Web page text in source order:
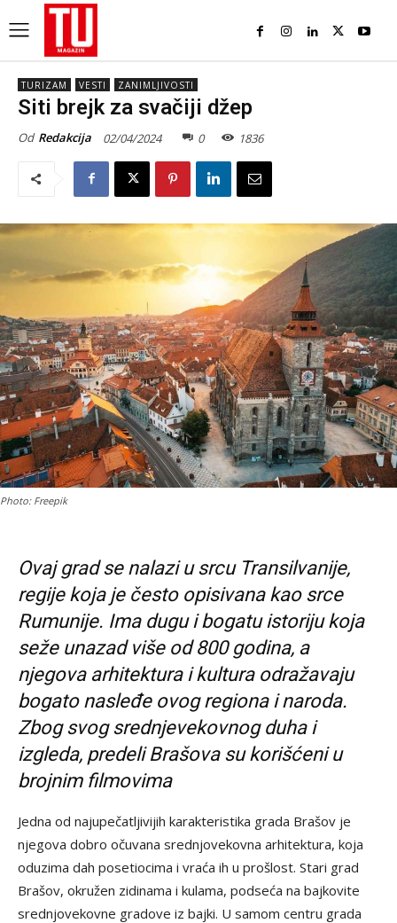
TURIZAM VESTI ZANIMLJIVOSTI
Siti brejk za svačiji džep
Od Redakcija 02/04/2024 0 1836
Photo: Freepik
Ovaj grad se nalazi u srcu Transilvanije,
regije koja je često opisivana kao srce
Rumunije. Ima dugu i bogatu istoriju koja
seže unazad više od 800 godina, a
njegova arhitektura i kultura odražavaju
bogato nasleđe ovog regiona i naroda.
Zbog svog srednjevekovnog duha i
izgleda, predeli Brašova su korišćeni u
brojnim filmovima
Jedna od najupečatljivijih karakteristika grada Brašov je
njegova dobro očuvana srednjovekovna arhitektura, koja
oduzima dah posetiocima i vraća ih u prošlost. Stari grad
Brašov, okružen zidinama i kulama, podseća na bajkovite
srednjovekovne gradove iz bajki. U samom centru grada